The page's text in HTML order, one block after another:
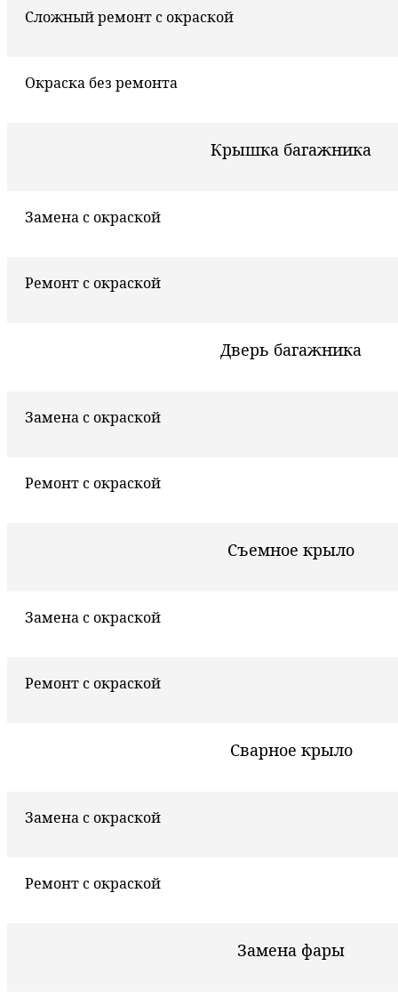
Сложный ремонт с окраской
Окраска без ремонта
Крышка багажника
Замена с окраской
Ремонт с окраской
Дверь багажника
Замена с окраской
Ремонт с окраской
Съемное крыло
Замена с окраской
Ремонт с окраской
Сварное крыло
Замена с окраской
Ремонт с окраской
Замена фары